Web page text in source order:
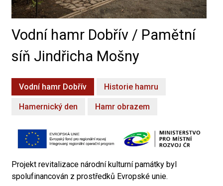
Vodní hamr Dobřív / Pamětní
síň Jindřicha Mošny
Vodní hamr Dobřív Historie hamru
Hamernický den Hamr obrazem
Projekt revitalizace národní kulturní památky byl
spolufinancován z prostředků Evropské unie.